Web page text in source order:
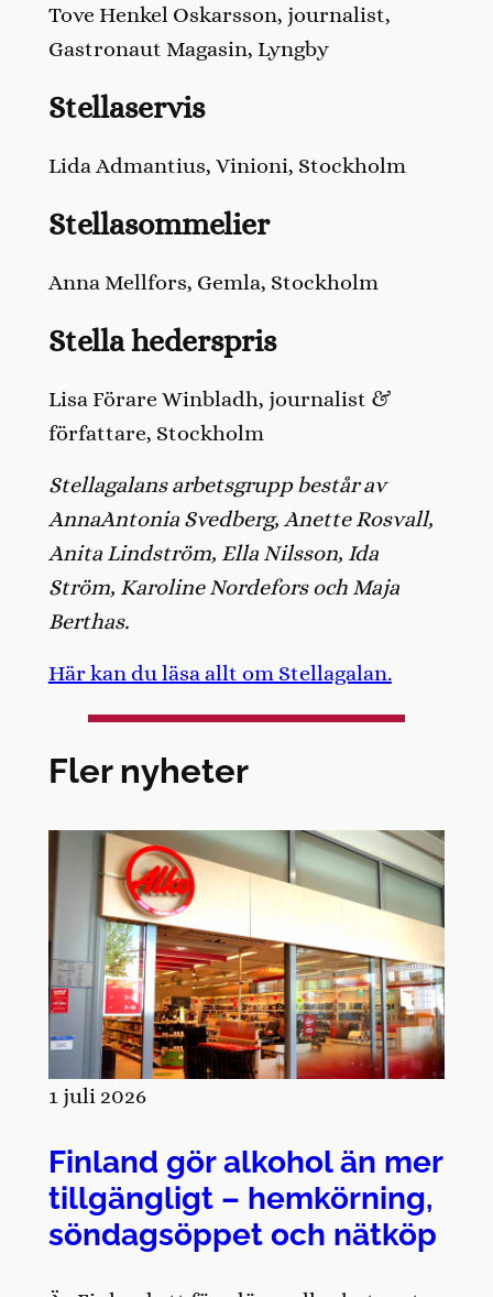
Tove Henkel Oskarsson, journalist,
Gastronaut Magasin, Lyngby
Stellaservis
Lida Admantius, Vinioni, Stockholm
Stellasommelier
Anna Mellfors, Gemla, Stockholm
Stella hederspris
Lisa Förare Winbladh, journalist &
författare, Stockholm
Stellagalans arbetsgrupp består av
AnnaAntonia Svedberg, Anette Rosvall,
Anita Lindström, Ella Nilsson, Ida
Ström, Karoline Nordefors och Maja
Berthas.
Här kan du läsa allt om Stellagalan.
Fler nyheter
1 juli 2026
Finland gör alkohol än mer
tillgängligt – hemkörning,
söndagsöppet och nätköp